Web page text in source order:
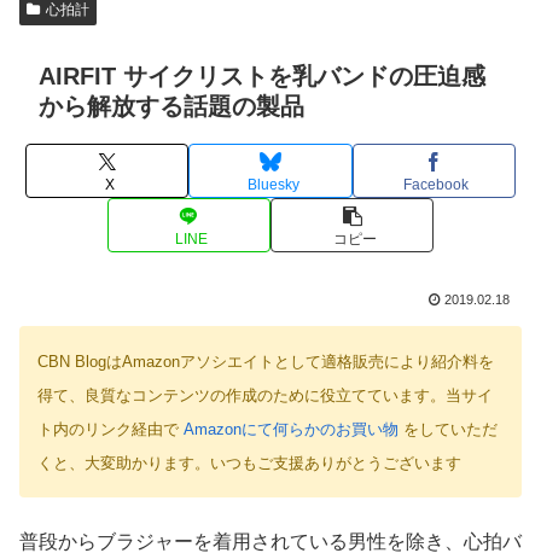
心拍計
AIRFIT サイクリストを乳バンドの圧迫感
から解放する話題の製品
X Bluesky Facebook
LINE コピー
2019.02.18
CBN BlogはAmazonアソシエイトとして適格販売により紹介料を
得て、良質なコンテンツの作成のために役立てています。当サイ
ト内のリンク経由で Amazonにて何らかのお買い物 をしていただ
くと、大変助かります。いつもご支援ありがとうございます
普段からブラジャーを着用されている男性を除き、心拍バ